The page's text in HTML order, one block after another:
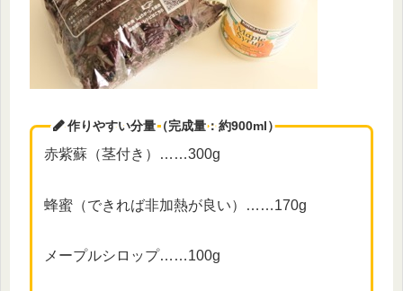
作りやすい分量（完成量：約900ml）
赤紫蘇（茎付き）……300g
蜂蜜（できれば非加熱が良い）……170g
メープルシロップ……100g